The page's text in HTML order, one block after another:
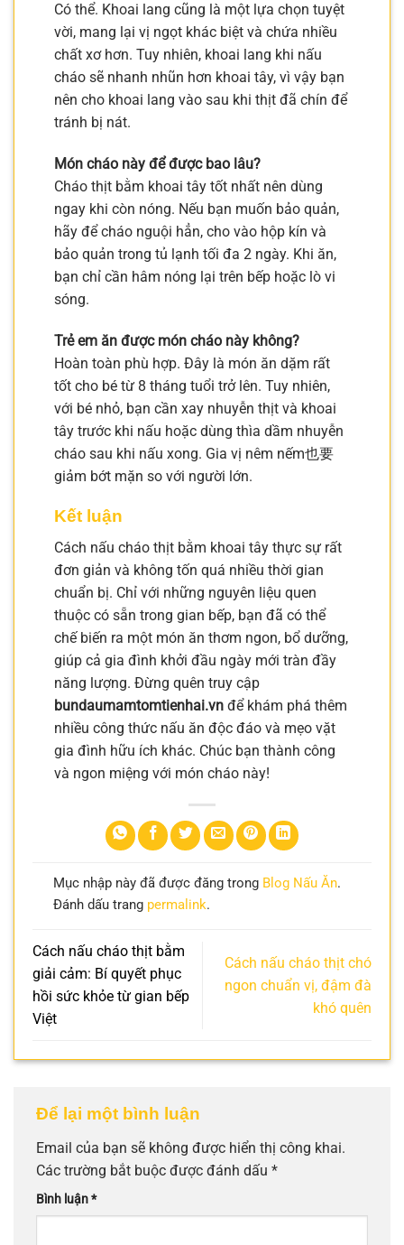
Có thể. Khoai lang cũng là một lựa chọn tuyệt
vời, mang lại vị ngọt khác biệt và chứa nhiều
chất xơ hơn. Tuy nhiên, khoai lang khi nấu
cháo sẽ nhanh nhũn hơn khoai tây, vì vậy bạn
nên cho khoai lang vào sau khi thịt đã chín để
tránh bị nát.
Món cháo này để được bao lâu?
Cháo thịt bằm khoai tây tốt nhất nên dùng
ngay khi còn nóng. Nếu bạn muốn bảo quản,
hãy để cháo nguội hẳn, cho vào hộp kín và
bảo quản trong tủ lạnh tối đa 2 ngày. Khi ăn,
bạn chỉ cần hâm nóng lại trên bếp hoặc lò vi
sóng.
Trẻ em ăn được món cháo này không?
Hoàn toàn phù hợp. Đây là món ăn dặm rất
tốt cho bé từ 8 tháng tuổi trở lên. Tuy nhiên,
với bé nhỏ, bạn cần xay nhuyễn thịt và khoai
tây trước khi nấu hoặc dùng thìa dầm nhuyễn
cháo sau khi nấu xong. Gia vị nêm nếm也要
giảm bớt mặn so với người lớn.
Kết luận
Cách nấu cháo thịt bằm khoai tây thực sự rất
đơn giản và không tốn quá nhiều thời gian
chuẩn bị. Chỉ với những nguyên liệu quen
thuộc có sẵn trong gian bếp, bạn đã có thể
chế biến ra một món ăn thơm ngon, bổ dưỡng,
giúp cả gia đình khởi đầu ngày mới tràn đầy
năng lượng. Đừng quên truy cập
bundaumamtomtienhai.vn để khám phá thêm
nhiều công thức nấu ăn độc đáo và mẹo vặt
gia đình hữu ích khác. Chúc bạn thành công
và ngon miệng với món cháo này!
Mục nhập này đã được đăng trong Blog Nấu Ăn.
Đánh dấu trang permalink.
Cách nấu cháo thịt bằm
giải cảm: Bí quyết phục
hồi sức khỏe từ gian bếp
Việt
Cách nấu cháo thịt chó
ngon chuẩn vị, đậm đà
khó quên
Để lại một bình luận
Email của bạn sẽ không được hiển thị công khai.
Các trường bắt buộc được đánh dấu *
Bình luận*